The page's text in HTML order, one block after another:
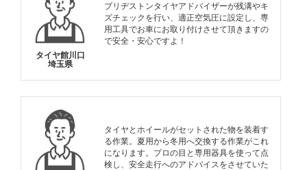
タイヤ館川口
埼玉県
ブリヂストンタイヤアドバイザーが残溝やキ
ズチェックを行い、適正空気圧に設定し、専
用工具でお車にお取り付けさせて頂きますの
で安全・安心ですよ！
タイヤとホイールがセットされた物を装着す
る作業。夏用から冬用へ交換する作業がこれ
になります。プロの目と専用器具を使って点
検し、安全走行へのアドバイスをさせていた